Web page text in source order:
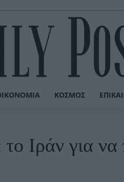
ΚΌΣΜΟΣ
Ιράν για